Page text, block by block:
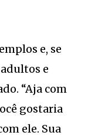
e, se
e
“Aja com
gostaria
ele. Sua